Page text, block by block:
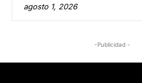
agosto 1, 2026
-Publicidad -